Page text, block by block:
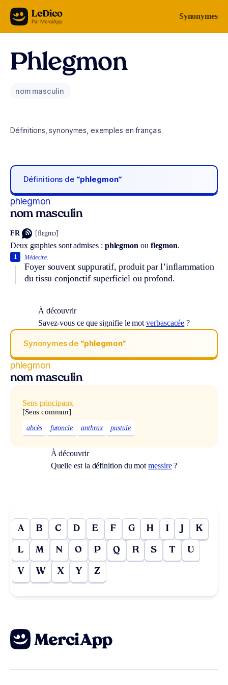
Aller au contenu Synonymes
Phlegmon
nom masculin
Définitions, synonymes, exemples en français
Définitions de “phlegmon“
phlegmon
nom masculin
FR [flɛgmɔ̃]
Deux graphies sont admises : phlegmon ou flegmon.
Médecine.
Foyer souvent suppuratif, produit par l’inflammation
du tissu conjonctif superficiel ou profond.
1
À découvrir
Savez-vous ce que signifie le motverbascacée ?
Synonymes de “phlegmon“
phlegmon
nom masculin
Sens principaux
[Sens commun]
abcès furoncle anthrax pustule
À découvrir
Quelle est la définition du motmessire?
A B C D E F G H I J K
L M N O P Q R S T U
V W X Y Z